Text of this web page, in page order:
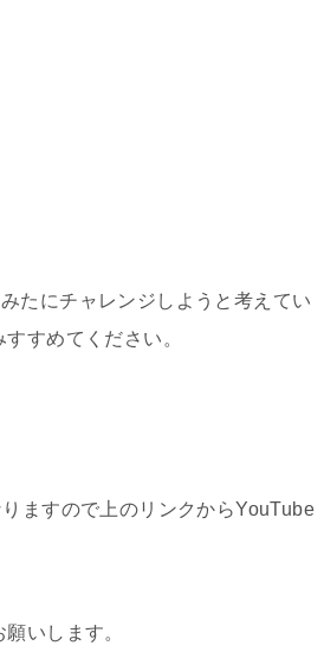
たにチャレンジしようと考えてい
すめてください。
ますので上のリンクからYouTube
いします。